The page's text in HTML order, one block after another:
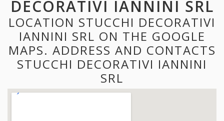
DECORATIVI IANNINI SRL
LOCATION STUCCHI DECORATIVI
IANNINI SRL ON THE GOOGLE
MAPS. ADDRESS AND CONTACTS
STUCCHI DECORATIVI IANNINI
SRL